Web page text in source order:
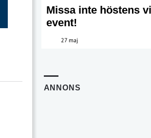
Missa inte höstens
event!
27 maj
ANNONS